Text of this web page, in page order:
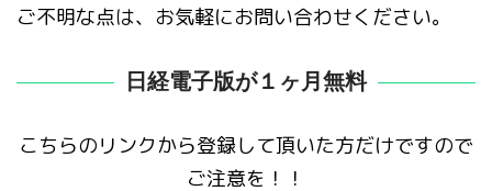
ご不明な点は、お気軽にお問い合わせください。
日経電子版が１ヶ月無料
こちらのリンクから登録して頂いた方だけですので
ご注意を！！